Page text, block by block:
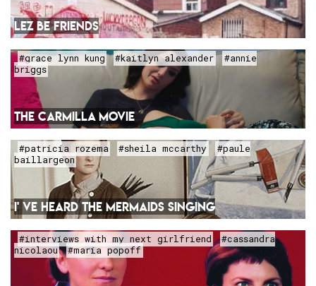
LEZ BE FRIENDS
#grace lynn kung #kaitlyn alexander
#annie
briggs
THE CARMILLA MOVIE
#patricia rozema #sheila mccarthy
#paule
baillargeon
I' VE HEARD THE MERMAIDS SINGING
#interviews with my next girlfriend
#cassandra
nicolaou
#maria popoff